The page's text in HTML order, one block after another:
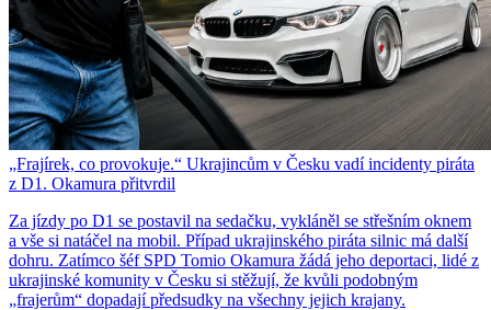
„Frajírek, co provokuje.“ Ukrajincům v Česku vadí incidenty piráta
z D1. Okamura přitvrdil
Za jízdy po D1 se postavil na sedačku, vykláněl se střešním oknem
a vše si natáčel na mobil. Případ ukrajinského piráta silnic má další
dohru. Zatímco šéf SPD Tomio Okamura žádá jeho deportaci, lidé z
ukrajinské komunity v Česku si stěžují, že kvůli podobným
„frajerům“ dopadají předsudky na všechny jejich krajany.